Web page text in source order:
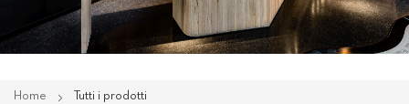
Home Tutti i prodotti